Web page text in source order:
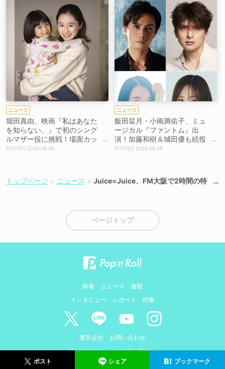
ニュース
堀田真由、映画『私はあなた
を知らない、』で初のシング
ルマザー役に挑戦！場面カッ
トを解禁！【コメントあり】
2026.08.06
ニュース
飯田栞月・小南満佑子、ミュ
ージカル『ファントム』出
演！加藤和樹＆城田優も続投
【コメントあり】
2026.08.06
トップページ ニュース
Juice=Juice、FM大阪で2時間の特
ポスト シェア ブックマーク
ページトップ
新着 ニュース
連載
インタビュー
レポート 特集
運営会社
お問い合わせ
Cookieポリシーとオプトアウト
© AMIDUS. ALL RIGHTS RESERVED.